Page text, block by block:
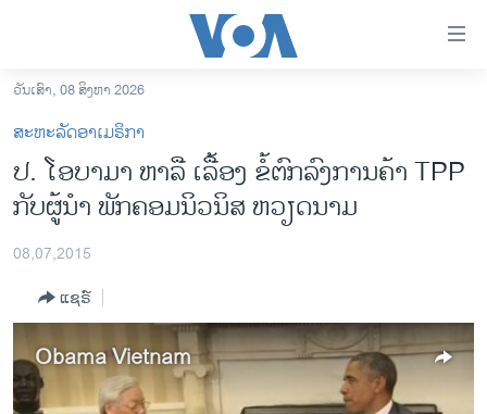
ເຂົ້າ
ຫາ
ຂ້າມ
ຂ້າມ
ຫາ
ລາວ
ອາເມຣິກາ
ການເລືອກຕັ້ງ ປະທານາທີບໍດີ ສະຫະລັດ 2024
ຂ່າວ​ຈີນ
ໂລກ
ເອເຊຍ
ອິດສະຫຼະພາບດ້ານການຂ່າວ
ວັນເສົາ, 08 ສິງຫາ 2026
ສະຫະລັດອາເມຣິກາ
ປ. ໂອບາມາ ຫາລື ເລື້ອງ ຂໍ້ຕົກລົງການຄ້າ TPP
ກັບຜູ້ນຳ ພັກຄອມນິວນິສ ຫວຽດນາມ
08,07,2015
ແຊຣ໌
Obama Vietnam